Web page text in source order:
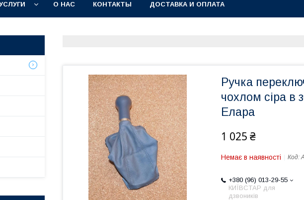
О НАС КОНТАКТЫ ДОСТАВКА И ОПЛАТА
Ручка
чохлом сіра в
Елара
1 025 ₴
Немає в наявності Код:
+380 (96) 013-29-55
КИЇВСТАР для
дзвоників